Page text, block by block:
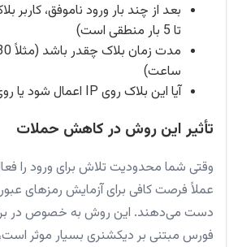
تا 5 بار منطقی است)
ساعت)
آیا این بلاک روی IP اعمال شود یا روی نام کاربری خاص
تأثیر این روش در کاهش حملات
وقتی شما محدودیت تلاش برای ورود را
عملاً فرصت کافی برای آزمایش رمزهای
دست می‌دهند. این روش به خصوص در
فورس مبتنی بر دیکشنری بسیار موثر